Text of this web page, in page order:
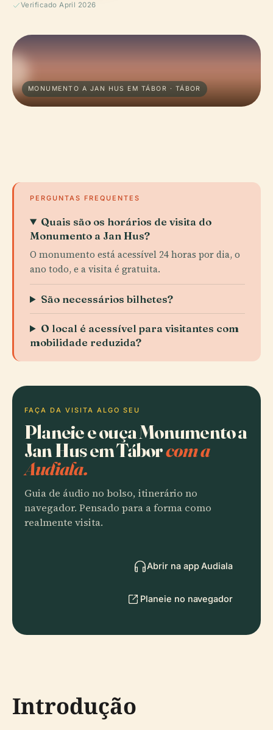
Verificado April 2026
MONUMENTO A JAN HUS EM TÁBOR · TÁBOR
PERGUNTAS FREQUENTES
Quais são os horários de visita do
Monumento a Jan Hus?
O monumento está acessível 24 horas por dia, o
ano todo, e a visita é gratuita.
São necessários bilhetes?
O local é acessível para visitantes com
mobilidade reduzida?
FAÇA DA VISITA ALGO SEU
Planeie e ouça Monumento a
Jan Hus em Táborcom a
Audiala.
Guia de áudio no bolso, itinerário no
navegador. Pensado para a forma como
realmente visita.
Abrir na app Audiala
Planeie no navegador
Introdução